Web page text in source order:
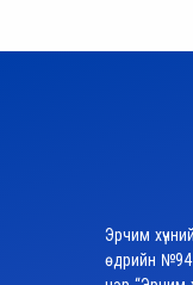
Эрчим
өдрийн №94